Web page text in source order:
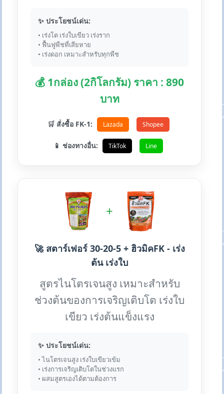
✨ ประโยชน์เด่น:
• เร่งโต เร่งใบเขียว เร่งราก
• ฟื้นฟูพืชที่เสียหาย
• เร่งดอก เหมาะสำหรับทุกพืช
💰 1กล่อง (2กิโลกรัม) ราคา : 890
บาท
🛒 สั่งซื้อ FK-1: Lazada Shopee
📱 ช่องทางอื่น: TikTok Line
+
🚀 สตาร์เฟอร์ 30-20-5 + ฮิวมิคFK - เร่ง
ต้น เร่งใบ
สูตรไนโตรเจนสูง เหมาะสำหรับ
ช่วงต้นของการเจริญเติบโต เร่งใบ
เขียว เร่งต้นแข็งแรง
✨ ประโยชน์เด่น:
• ไนโตรเจนสูง เร่งใบเขียวเข้ม
• เร่งการเจริญเติบโตในช่วงแรก
• ผสมสูตรเองได้ตามต้องการ